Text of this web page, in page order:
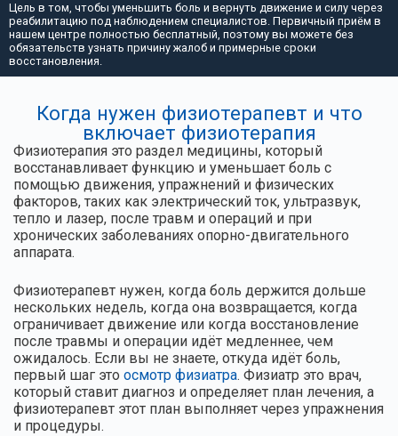
Цель в том, чтобы уменьшить боль и вернуть движение и силу через
реабилитацию под наблюдением специалистов. Первичный приём в
нашем центре полностью бесплатный, поэтому вы можете без
обязательств узнать причину жалоб и примерные сроки
восстановления.
Когда нужен физиотерапевт и что
включает физиотерапия
Физиотерапия это раздел медицины, который
восстанавливает функцию и уменьшает боль с
помощью движения, упражнений и физических
факторов, таких как электрический ток, ультразвук,
тепло и лазер, после травм и операций и при
хронических заболеваниях опорно-двигательного
аппарата.
Физиотерапевт нужен, когда боль держится дольше
нескольких недель, когда она возвращается, когда
ограничивает движение или когда восстановление
после травмы и операции идёт медленнее, чем
ожидалось. Если вы не знаете, откуда идёт боль,
первый шаг это осмотр физиатра. Физиатр это врач,
который ставит диагноз и определяет план лечения, а
физиотерапевт этот план выполняет через упражнения
и процедуры.